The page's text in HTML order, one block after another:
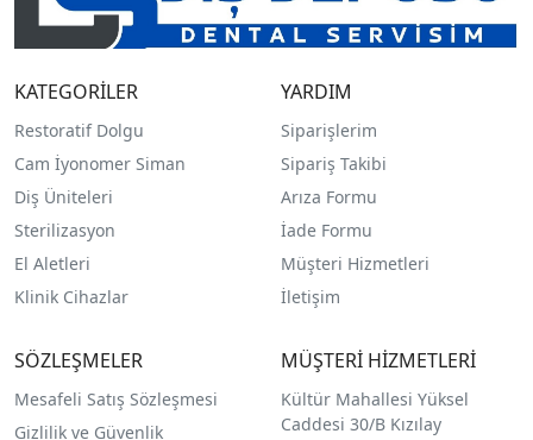
KATEGORİLER
Restoratif Dolgu
Cam İyonomer Siman
Diş Üniteleri
Sterilizasyon
El Aletleri
Klinik Cihazlar
YARDIM
Siparişlerim
Sipariş Takibi
Arıza Formu
İade Formu
Müşteri Hizmetleri
İletişim
SÖZLEŞMELER
Mesafeli Satış Sözleşmesi
Gizlilik ve Güvenlik
MÜŞTERİ HİZMETLERİ
Kültür Mahallesi Yüksel
Caddesi 30/B Kızılay